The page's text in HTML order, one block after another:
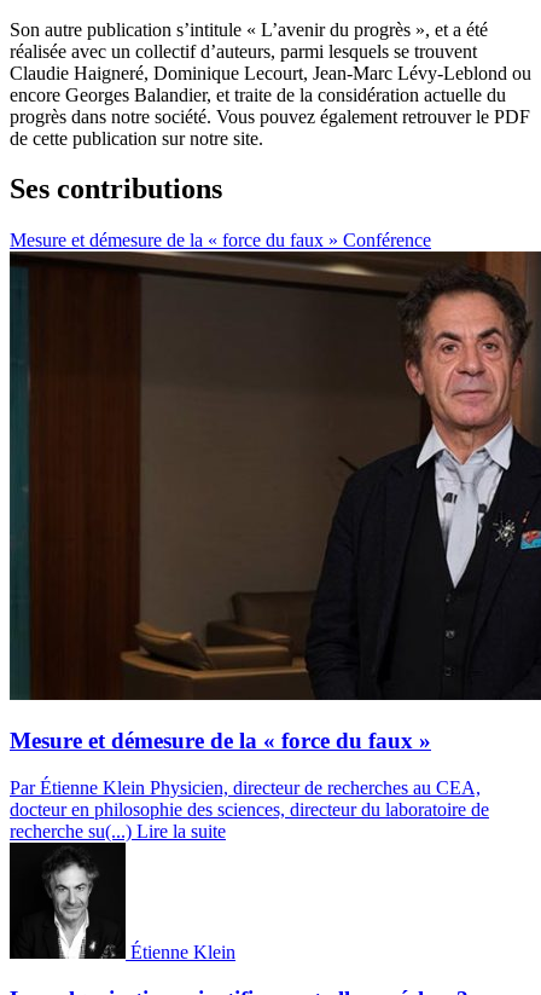
Son autre publication s’intitule « L’avenir du progrès », et a été
réalisée avec un collectif d’auteurs, parmi lesquels se trouvent
Claudie Haigneré, Dominique Lecourt, Jean-Marc Lévy-Leblond ou
encore Georges Balandier, et traite de la considération actuelle du
progrès dans notre société. Vous pouvez également retrouver le PDF
de cette publication sur notre site.
Ses contributions
Mesure et démesure de la « force du faux » Conférence
Mesure et démesure de la « force du faux »
Par Étienne Klein Physicien, directeur de recherches au CEA,
docteur en philosophie des sciences, directeur du laboratoire de
recherche su(...) Lire la suite
Étienne Klein